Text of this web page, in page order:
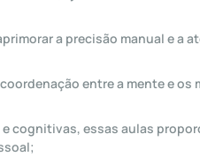
a precisão manual e a
entre a mente e os
cognitivas, essas aulas